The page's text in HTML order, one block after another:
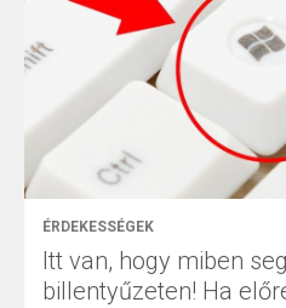
ÉRDEKESSÉGEK
Itt van, hogy miben
billentyűzeten! Ha